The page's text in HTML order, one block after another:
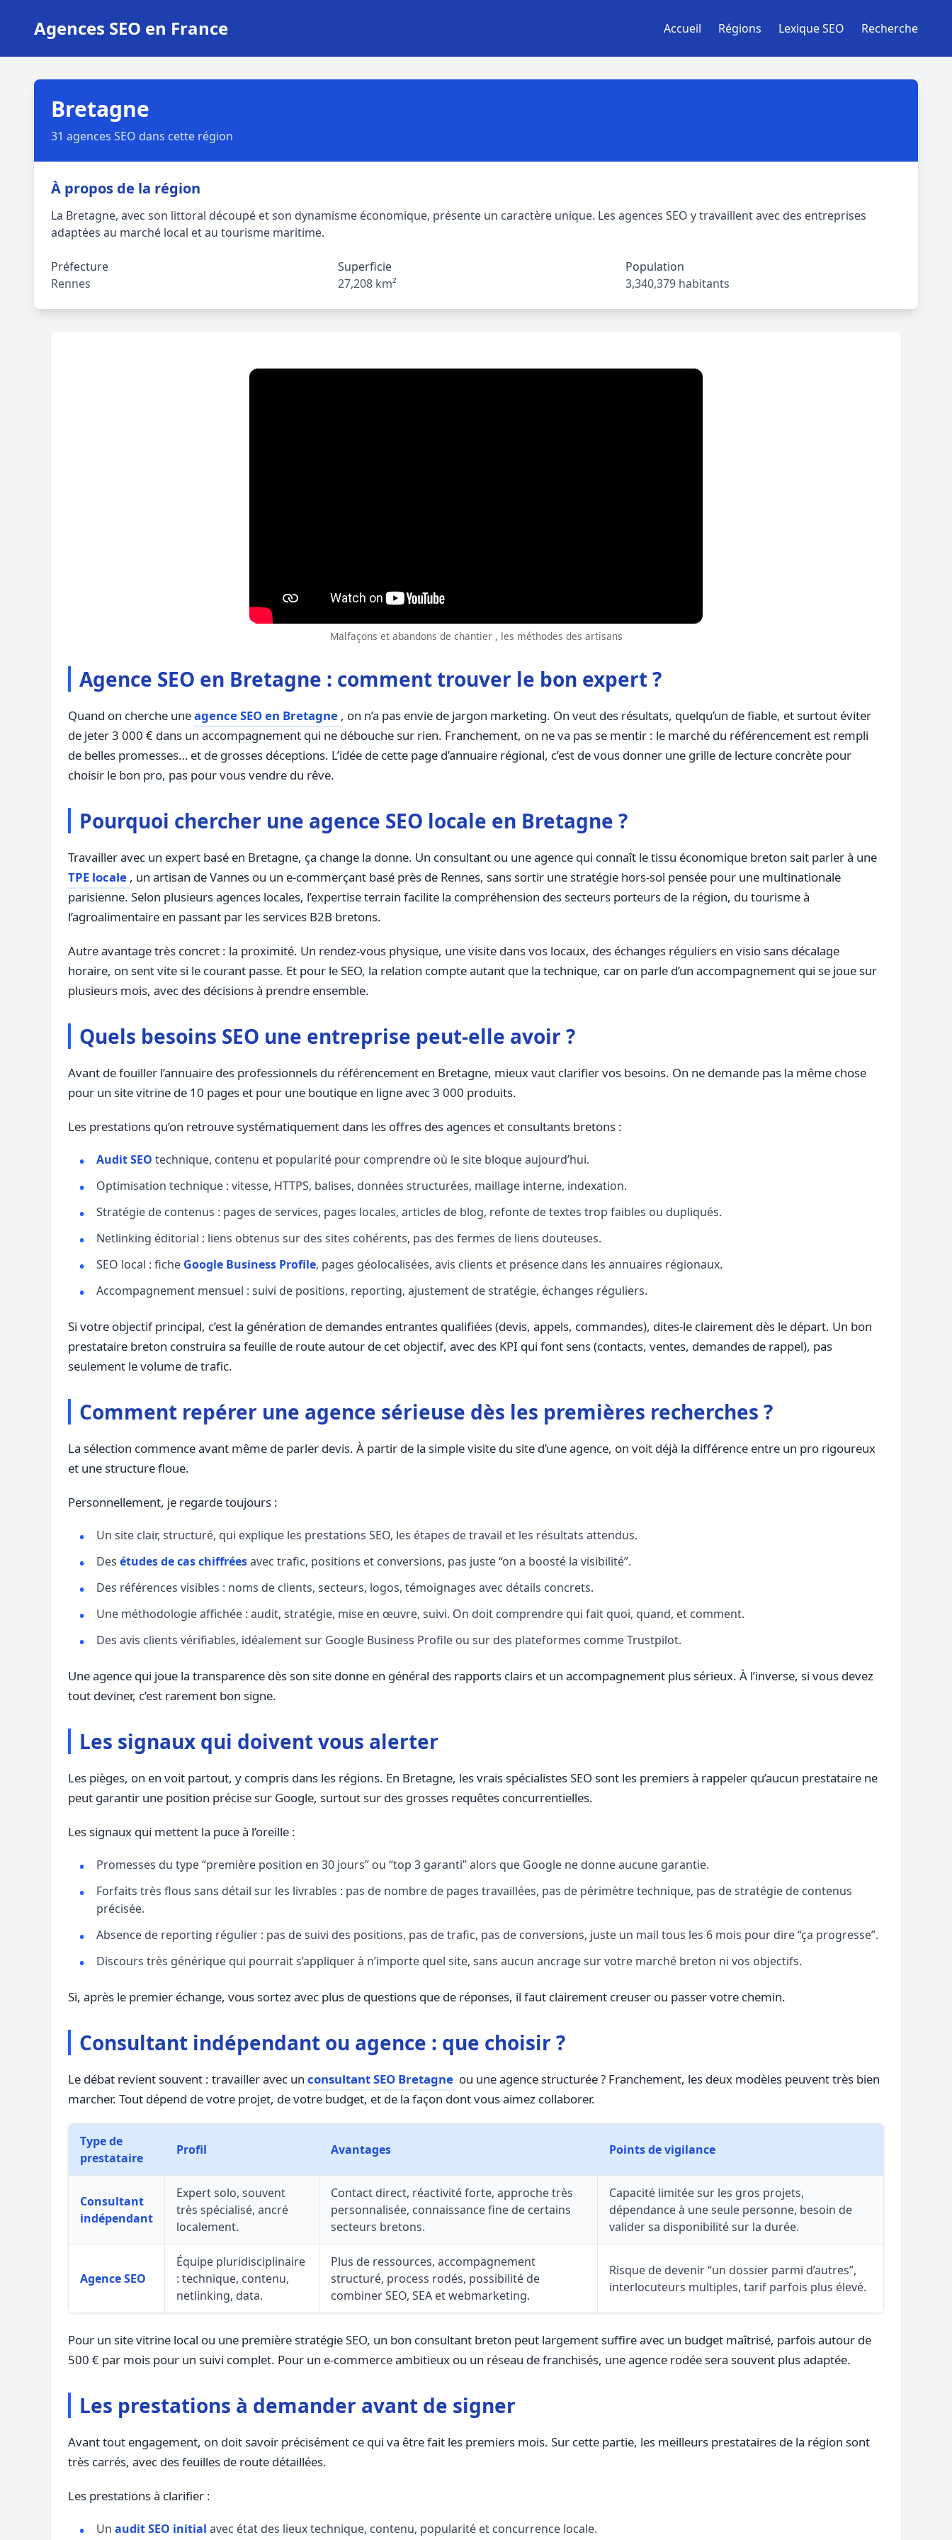
Agences SEO en France Accueil Régions Lexique SEO Recherche
Bretagne
31 agences SEO dans cette région
À propos de la région
La Bretagne, avec son littoral découpé et son dynamisme économique, présente un caractère unique. Les agences SEO y travaillent avec des entreprises
adaptées au marché local et au tourisme maritime.
Préfecture
Rennes
Superficie
27,208 km²
Population
3,340,379 habitants
Malfaçons et abandons de chantier , les méthodes des artisans
Agence SEO en Bretagne : comment trouver le bon expert ?
Quand on cherche uneagence SEO en Bretagne , on n’a pas envie de jargon marketing. On veut des résultats, quelqu’un de fiable, et surtout éviter
de jeter 3 000 € dans un accompagnement qui ne débouche sur rien. Franchement, on ne va pas se mentir : le marché du référencement est rempli
de belles promesses… et de grosses déceptions. L’idée de cette page d’annuaire régional, c’est de vous donner une grille de lecture concrète pour
choisir le bon pro, pas pour vous vendre du rêve.
Pourquoi chercher une agence SEO locale en Bretagne ?
Travailler avec un expert basé en Bretagne, ça change la donne. Un consultant ou une agence qui connaît le tissu économique breton sait parler à une
TPE locale , un artisan de Vannes ou un e-commerçant basé près de Rennes, sans sortir une stratégie hors-sol pensée pour une multinationale
parisienne. Selon plusieurs agences locales, l’expertise terrain facilite la compréhension des secteurs porteurs de la région, du tourisme à
l’agroalimentaire en passant par les services B2B bretons.
Autre avantage très concret : la proximité. Un rendez-vous physique, une visite dans vos locaux, des échanges réguliers en visio sans décalage
horaire, on sent vite si le courant passe. Et pour le SEO, la relation compte autant que la technique, car on parle d’un accompagnement qui se joue sur
plusieurs mois, avec des décisions à prendre ensemble.
Quels besoins SEO une entreprise peut-elle avoir ?
Avant de fouiller l’annuaire des professionnels du référencement en Bretagne, mieux vaut clarifier vos besoins. On ne demande pas la même chose
pour un site vitrine de 10 pages et pour une boutique en ligne avec 3 000 produits.
Les prestations qu’on retrouve systématiquement dans les offres des agences et consultants bretons :
Audit SEO technique, contenu et popularité pour comprendre où le site bloque aujourd’hui.
Optimisation technique : vitesse, HTTPS, balises, données structurées, maillage interne, indexation.
Stratégie de contenus : pages de services, pages locales, articles de blog, refonte de textes trop faibles ou dupliqués.
Netlinking éditorial : liens obtenus sur des sites cohérents, pas des fermes de liens douteuses.
SEO local : fiche Google Business Profile, pages géolocalisées, avis clients et présence dans les annuaires régionaux.
Accompagnement mensuel : suivi de positions, reporting, ajustement de stratégie, échanges réguliers.
Si votre objectif principal, c’est la génération de demandes entrantes qualifiées (devis, appels, commandes), dites-le clairement dès le départ. Un bon
prestataire breton construira sa feuille de route autour de cet objectif, avec des KPI qui font sens (contacts, ventes, demandes de rappel), pas
seulement le volume de trafic.
Comment repérer une agence sérieuse dès les premières recherches ?
La sélection commence avant même de parler devis. À partir de la simple visite du site d’une agence, on voit déjà la différence entre un pro rigoureux
et une structure floue.
Personnellement, je regarde toujours :
Un site clair, structuré, qui explique les prestations SEO, les étapes de travail et les résultats attendus.
Des études de cas chiffréesavec trafic, positions et conversions, pas juste “on a boosté la visibilité”.
Des références visibles : noms de clients, secteurs, logos, témoignages avec détails concrets.
Une méthodologie affichée : audit, stratégie, mise en œuvre, suivi. On doit comprendre qui fait quoi, quand, et comment.
Des avis clients vérifiables, idéalement sur Google Business Profile ou sur des plateformes comme Trustpilot.
Une agence qui joue la transparence dès son site donne en général des rapports clairs et un accompagnement plus sérieux. À l’inverse, si vous devez
tout deviner, c’est rarement bon signe.
Les signaux qui doivent vous alerter
Les pièges, on en voit partout, y compris dans les régions. En Bretagne, les vrais spécialistes SEO sont les premiers à rappeler qu’aucun prestataire ne
peut garantir une position précise sur Google, surtout sur des grosses requêtes concurrentielles.
Les signaux qui mettent la puce à l’oreille :
Promesses du type “première position en 30 jours” ou “top 3 garanti” alors que Google ne donne aucune garantie.
Forfaits très flous sans détail sur les livrables : pas de nombre de pages travaillées, pas de périmètre technique, pas de stratégie de contenus
précisée.
Absence de reporting régulier : pas de suivi des positions, pas de trafic, pas de conversions, juste un mail tous les 6 mois pour dire “ça progresse”.
Discours très générique qui pourrait s’appliquer à n’importe quel site, sans aucun ancrage sur votre marché breton ni vos objectifs.
Si, après le premier échange, vous sortez avec plus de questions que de réponses, il faut clairement creuser ou passer votre chemin.
Consultant indépendant ou agence : que choisir ?
Le débat revient souvent : travailler avec un consultant SEO Bretagne ou une agence structurée ? Franchement, les deux modèles peuvent très bien
marcher. Tout dépend de votre projet, de votre budget, et de la façon dont vous aimez collaborer.
Type de
prestataire
Profil Avantages Points de vigilance
Consultant
indépendant
Expert solo, souvent
très spécialisé, ancré
localement.
Contact direct, réactivité forte, approche très
personnalisée, connaissance fine de certains
secteurs bretons.
Capacité limitée sur les gros projets,
dépendance à une seule personne, besoin de
valider sa disponibilité sur la durée.
Agence SEO
Équipe pluridisciplinaire
: technique, contenu,
netlinking, data.
Plus de ressources, accompagnement
structuré, process rodés, possibilité de
combiner SEO, SEA et webmarketing.
Risque de devenir “un dossier parmi d’autres”,
interlocuteurs multiples, tarif parfois plus élevé.
Pour un site vitrine local ou une première stratégie SEO, un bon consultant breton peut largement suffire avec un budget maîtrisé, parfois autour de
500 € par mois pour un suivi complet. Pour un e-commerce ambitieux ou un réseau de franchisés, une agence rodée sera souvent plus adaptée.
Les prestations à demander avant de signer
Avant tout engagement, on doit savoir précisément ce qui va être fait les premiers mois. Sur cette partie, les meilleurs prestataires de la région sont
très carrés, avec des feuilles de route détaillées.
Les prestations à clarifier :
Un audit SEO initial avec état des lieux technique, contenu, popularité et concurrence locale.